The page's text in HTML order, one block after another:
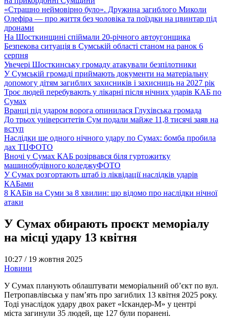
«Страшно неймовірно було». Дружина загиблого Миколи
Олефіра — про життя без чоловіка та поїздки на цвинтар під
дронами
На Шосткинщині спіймали 20-річного автоугонщика
Безпекова ситуація в Сумській області станом на ранок 6
серпня
Увечері Шосткинську громаду атакували безпілотники
У Сумській громаді приймають документи на матеріальну
допомогу дітям загиблих захисників і захисниць на 2027 рік
Троє людей перебувають у лікарні після нічних ударів КАБ по
Сумах
Вранці під ударом ворога опинилася Глухівська громада
До трьох університетів Сум подали майже 11,8 тисячі заяв на
вступ
Наслідки ще одного нічного удару по Сумах: бомба пробила
дах ТЦФОТО
Вночі у Сумах КАБ розірвався біля гуртожитку
машинобудівного коледжуФОТО
У Сумах розгортають штаб із ліквідації наслідків ударів
КАБами
8 КАБів на Суми за 8 хвилин: що відомо про наслідки нічної
атаки
У Сумах обирають проєкт меморіалу
на місці удару 13 квітня
10:27 / 19 жовтня 2025
Новини
У Сумах планують облаштувати меморіальний об’єкт по вул.
Петропавлівська у пам’ять про загиблих 13 квітня 2025 року.
Тоді унаслідок удару двох ракет «Іскандер-М» у центрі
міста загинули 35 людей, ще 127 були поранені.